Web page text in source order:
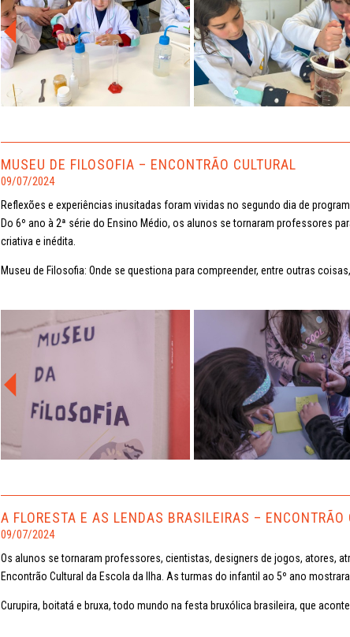
MUSEU DE FILOSOFIA – ENCONTRÃO CULTURAL
09/07/2024
Reflexões e experiências inusitadas foram vividas no segundo dia de
Do 6º ano à 2ª série do Ensino Médio, os alunos se tornaram professores
criativa e inédita.
Museu de Filosofia: Onde se questiona para compreender, entre outras
A FLORESTA E AS LENDAS BRASILEIRAS – ENCONTRÃO
09/07/2024
Os alunos se tornaram professores, cientistas, designers de jogos, atores,
Encontrão Cultural da Escola da Ilha. As turmas do infantil ao 5º ano
Curupira, boitatá e bruxa, todo mundo na festa bruxólica brasileira, que